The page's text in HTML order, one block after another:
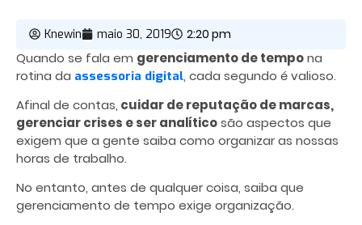
Knewin maio 30, 2019 2:20 pm
Quando se fala em gerenciamento de tempona
rotina da assessoria digital, cada segundo é valioso.
Afinal de contas, cuidar de reputação de marcas,
gerenciar crises e ser analíticosão aspectos que
exigem que a gente saiba como organizar as nossas
horas de trabalho.
No entanto, antes de qualquer coisa, saiba que
gerenciamento de tempo exige organização.